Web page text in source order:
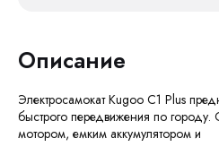
Описание
Электросамокат Kugoo C1 Plus
быстрого передвижения по
мотором, емким аккумулятором и